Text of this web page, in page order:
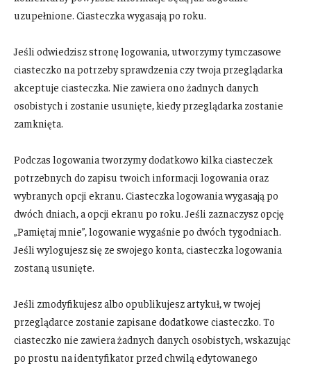
uzupełnione. Ciasteczka wygasają po roku.
Jeśli odwiedzisz stronę logowania, utworzymy tymczasowe
ciasteczko na potrzeby sprawdzenia czy twoja przeglądarka
akceptuje ciasteczka. Nie zawiera ono żadnych danych
osobistych i zostanie usunięte, kiedy przeglądarka zostanie
zamknięta.
Podczas logowania tworzymy dodatkowo kilka ciasteczek
potrzebnych do zapisu twoich informacji logowania oraz
wybranych opcji ekranu. Ciasteczka logowania wygasają po
dwóch dniach, a opcji ekranu po roku. Jeśli zaznaczysz opcję
„Pamiętaj mnie”, logowanie wygaśnie po dwóch tygodniach.
Jeśli wylogujesz się ze swojego konta, ciasteczka logowania
zostaną usunięte.
Jeśli zmodyfikujesz albo opublikujesz artykuł, w twojej
przeglądarce zostanie zapisane dodatkowe ciasteczko. To
ciasteczko nie zawiera żadnych danych osobistych, wskazując
po prostu na identyfikator przed chwilą edytowanego